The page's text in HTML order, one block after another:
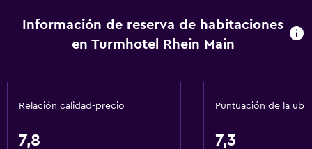
Información de reserva de habitaciones
en Turmhotel Rhein Main
Relación calidad-precio
7,8
Puntuación de la
7,3